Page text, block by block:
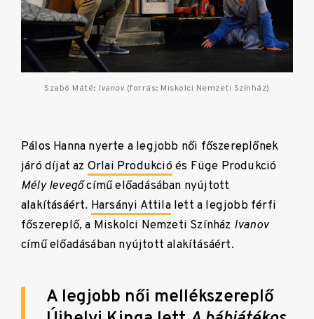
Szabó Máté: Ivanov(forrás: Miskolci Nemzeti Színház)
Pálos Hanna nyerte a legjobb női főszereplőnek
járó díjat az Orlai Produkcióés Füge Produkció
Mély levegőcímű előadásában nyújtott
alakításáért. Harsányi Attilalett a legjobb férfi
főszereplő, a Miskolci Nemzeti Színház Ivanov
című előadásában nyújtott alakításáért.
A legjobb női mellékszereplő